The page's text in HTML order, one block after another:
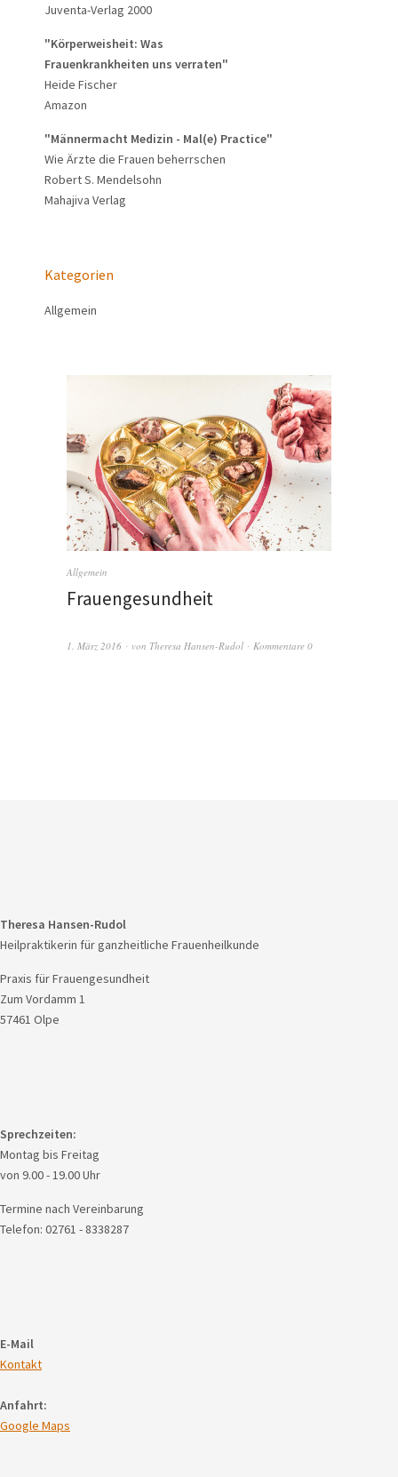
Juventa-Verlag 2000
"Körperweisheit: Was
Frauenkrankheiten uns verraten"
Heide Fischer
Amazon
"Männermacht Medizin - Mal(e) Practice"
Wie Ärzte die Frauen beherrschen
Robert S. Mendelsohn
Mahajiva Verlag
Kategorien
Allgemein
Allgemein
Frauengesundheit
1. März 2016 von Theresa Hansen-Rudol Kommentare 0
Theresa Hansen-Rudol
Heilpraktikerin für ganzheitliche Frauenheilkunde
Praxis für Frauengesundheit
Zum Vordamm 1
57461 Olpe
Sprechzeiten:
Montag bis Freitag
von 9.00 - 19.00 Uhr
Termine nach Vereinbarung
Telefon: 02761 - 8338287
E-Mail
Kontakt
Anfahrt:
Google Maps